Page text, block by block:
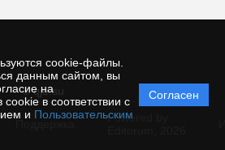
cookie-файлы.
данным сайтом, вы
на
в соответствии с
и Пользовательским
Согласен
© qje.su
Powered by